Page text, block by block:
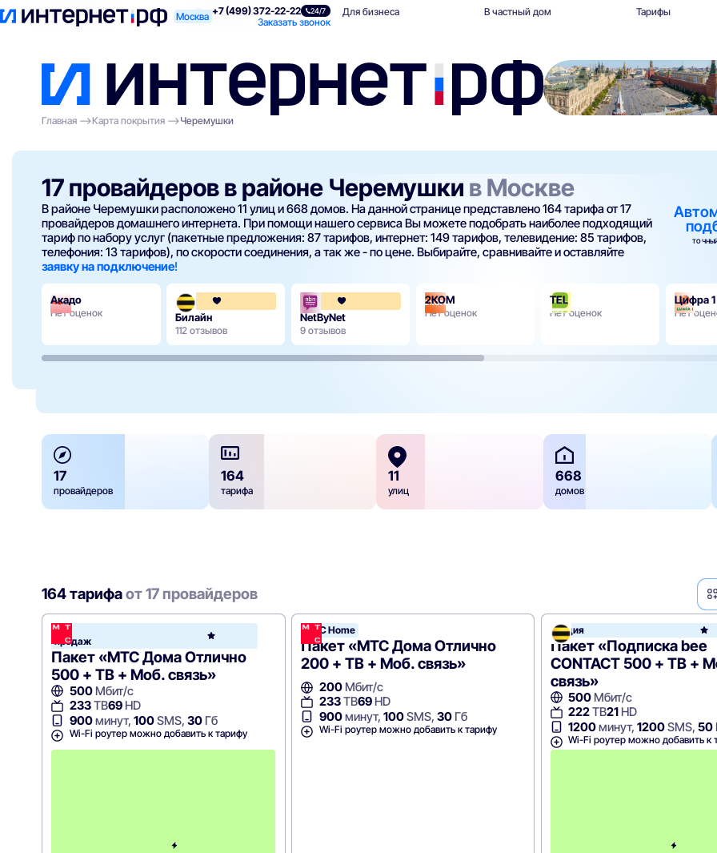
Москва +7 (499) 372-22-22 24/7
Заказать звонок
Поиск по адресу Для квартиры Для бизнеса В частный дом Тарифы
Главная
Карта покрытия Черемушки
17 провайдеров в районе Черемушки в Москве
В районе Черемушки расположено 11 улиц и 668 домов. На данной странице представлено 164 тарифа от 17
провайдеров домашнего интернета. При помощи нашего сервиса Вы можете подобрать наиболее подходящий
тариф по набору услуг (пакетные предложения: 87 тарифов, интернет: 149 тарифов, телевидение: 85 тарифов,
телефония: 13 тарифов), по скорости соединения, а так же - по цене. Выбирайте, сравнивайте и оставляйте
заявку на подключение!
Акадо
Нет оценок
3.6
Билайн
112 отзывов
NetByNet
9 отзывов
2КОМ
Нет оценок
TEL
Нет оценок
Цифра 1
Нет
17
провайдеров
164
тарифа
11
улиц
668
домов
164 тарифаот 17 провайдеров
Хит
продаж
МТС
Home
Пакет «МТС Дома Отлично
500 + ТВ + Моб. связь»
500Мбит/с
233ТВ69HD
900минут, 100SMS, 30Гб
Wi-Fi роутер можно добавить к тарифу
МТС Home
Пакет «МТС Дома Отлично
200 + ТВ + Моб. связь»
200Мбит/с
233ТВ69HD
900минут, 100SMS, 30Гб
Wi-Fi роутер можно добавить к тарифу
Акция
Пакет «Подписка bee
CONTACT 500 + ТВ +
связь»
500 Мбит/с
222ТВ21 HD
1200минут,1200SMS,50
Wi-Fi роутер можно добавить к